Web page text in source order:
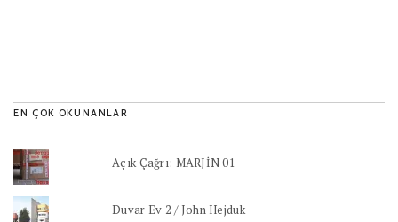
EN ÇOK OKUNANLAR
Açık Çağrı: MARJİN 01
Duvar Ev 2 / John Hejduk